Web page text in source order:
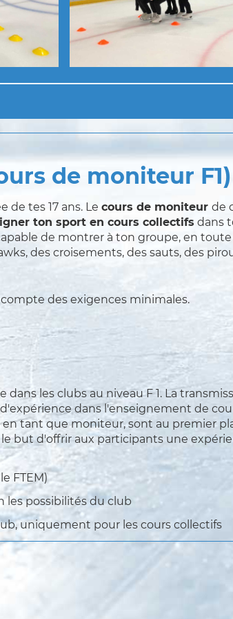
de moniteur F1)
de tes 17 ans. Le cours de moniteur de
ton sport en cours collectifs dans
de montrer à ton groupe, en
des croisements, des sauts, des
des exigences minimales.
les clubs au niveau F 1. La
dans l'enseignement de
tant que moniteur, sont au premier
but d'offrir aux participants une
FTEM)
possibilités du club
uniquement pour les cours collectifs